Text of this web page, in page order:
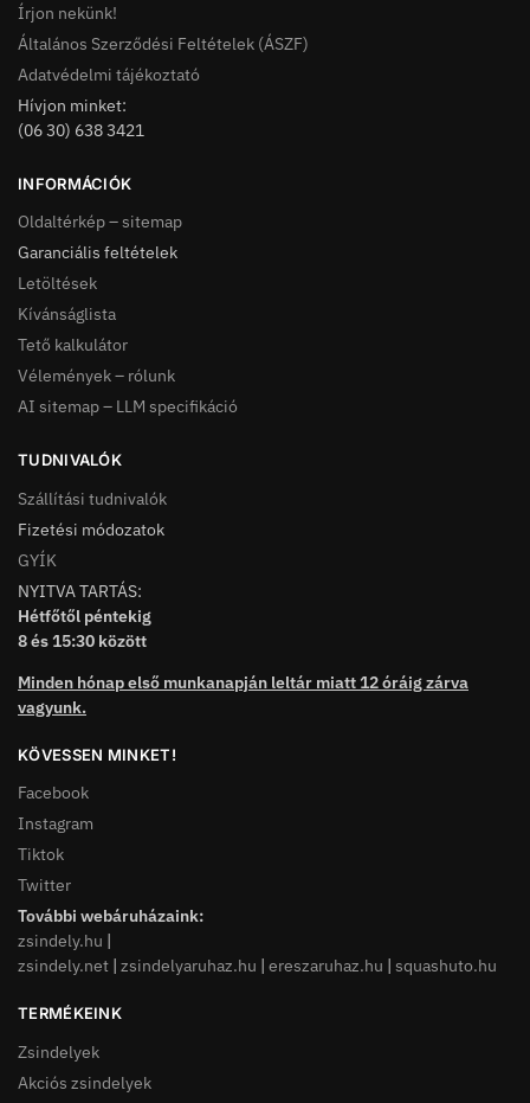
Írjon nekünk!
Általános Szerződési Feltételek (ÁSZF)
Adatvédelmi tájékoztató
Hívjon minket:
(06 30) 638 3421
INFORMÁCIÓK
Oldaltérkép – sitemap
Garanciális feltételek
Letöltések
Kívánságlista
Tető kalkulátor
Vélemények – rólunk
AI sitemap – LLM specifikáció
TUDNIVALÓK
Szállítási tudnivalók
Fizetési módozatok
GYÍK
NYITVA TARTÁS:
Hétfőtől péntekig
8 és 15:30 között
Minden hónap első munkanapján leltár miatt 12 óráig zárva
vagyunk.
KÖVESSEN MINKET!
Facebook
Instagram
Tiktok
Twitter
További webáruházaink:
zsindely.hu |
zsindely.net | zsindelyaruhaz.hu | ereszaruhaz.hu | squashuto.hu
TERMÉKEINK
Zsindelyek
Akciós zsindelyek